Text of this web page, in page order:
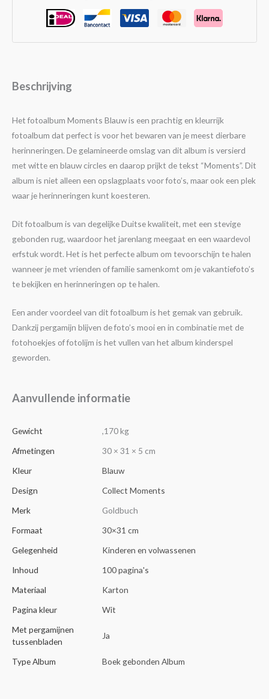
Beschrijving
Het fotoalbum Moments Blauw is een prachtig en kleurrijk
fotoalbum dat perfect is voor het bewaren van je meest dierbare
herinneringen. De gelamineerde omslag van dit album is versierd
met witte en blauw circles en daarop prijkt de tekst “Moments”. Dit
album is niet alleen een opslagplaats voor foto’s, maar ook een plek
waar je herinneringen kunt koesteren.
Dit fotoalbum is van degelijke Duitse kwaliteit, met een stevige
gebonden rug, waardoor het jarenlang meegaat en een waardevol
erfstuk wordt. Het is het perfecte album om tevoorschijn te halen
wanneer je met vrienden of familie samenkomt om je vakantiefoto’s
te bekijken en herinneringen op te halen.
Een ander voordeel van dit fotoalbum is het gemak van gebruik.
Dankzij pergamijn blijven de foto’s mooi en in combinatie met de
fotohoekjes of fotolijm is het vullen van het album kinderspel
geworden.
Aanvullende informatie
Gewicht
,170 kg
Afmetingen
30 × 31 × 5 cm
Kleur
Blauw
Design
Collect Moments
Merk
Goldbuch
Formaat
30×31 cm
Gelegenheid
Kinderen en volwassenen
Inhoud
100 pagina's
Materiaal
Karton
Pagina kleur
Wit
Met pergamijnen
tussenbladen
Ja
Type Album Boek gebonden Album